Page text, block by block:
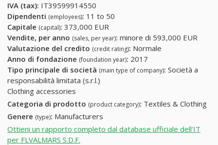
IVA (tax): IT39599914550
Dipendenti (employees): 11 to 50
Capitale (capital): 373,000 EUR
Vendite, per anno (sales, per year): minore di 593,000 EUR
Valutazione del credito (credit rating): Normale
Anno di fondazione (foundation year): 2017
Tipo principale di società (main type of company): Società a
responsabilità limitata (s.r.l.)
Clothing accessories
Categoria di prodotto (product category): Textiles & Clothing
Genere (type): Manufacturers
Ottieni un rapporto completo dal database ufficiale dell'IT
per FLVALMARS S.D.F.